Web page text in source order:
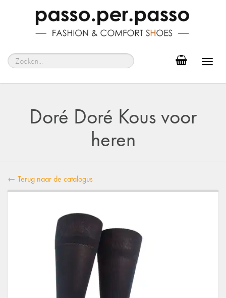
Doré Doré Kous voor
heren
← Terug naar de catalogus